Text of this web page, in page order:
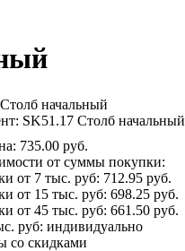
начальный
SK51.17 Столб начальный
: 735.00 руб.
от суммы покупки:
от 7 тыс. руб: 712.95 руб.
от 15 тыс. руб: 698.25 руб.
от 45 тыс. руб: 661.50 руб.
руб: индивидуально
со скидками